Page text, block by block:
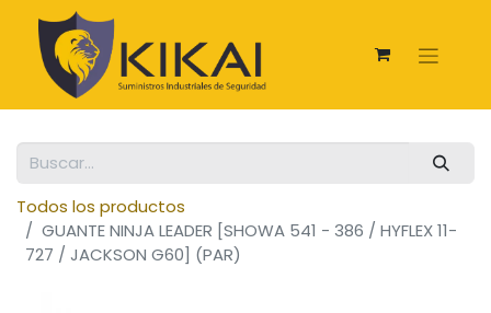
Todos los productos
GUANTE NINJA LEADER [SHOWA 541 - 386 / HYFLEX 11-
727 / JACKSON G60] (PAR)